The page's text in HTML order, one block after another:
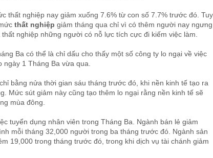
thất nghiệp nay giảm xuống 7.6% từ con số 7.7% trước đó. Tuy
thất nghiệp giảm tháng qua chỉ vì có thêm người nay ngưng
nghiệp những người có nỗ lực tích cực đi kiếm việc làm.
Ba có thể là chỉ dấu cho thấy một số công ty lo ngại về việc
1 Tháng Ba vừa qua.
bằng nửa thời gian sáu tháng trước đó, khi nền kinh tế tạo ra
Mức sút giảm này cũng tạo thêm lo ngại rằng nền kinh tế sẽ
mùa đông.
tuyển dụng nhân viên trong Tháng Ba. Ngành bán lẻ giảm
mỗi tháng 32,000 người trong ba tháng trước đó. Ngành sản
19,000 trong tháng trước đó, trong khi dịch vụ tài chánh giảm